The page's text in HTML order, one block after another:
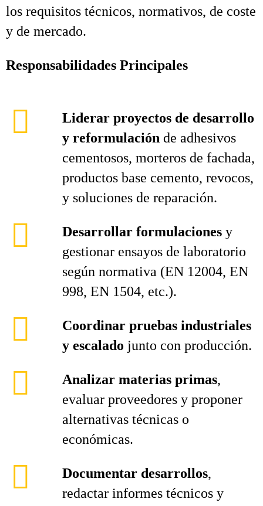
los requisitos técnicos, normativos, de coste
y de mercado.
Responsabilidades Principales
Liderar proyectos de desarrollo
y reformulación de adhesivos
cementosos, morteros de fachada,
productos base cemento, revocos,
y soluciones de reparación.
Desarrollar formulaciones y
gestionar ensayos de laboratorio
según normativa (EN 12004, EN
998, EN 1504, etc.).
Coordinar pruebas industriales
y escalado junto con producción.
Analizar materias primas,
evaluar proveedores y proponer
alternativas técnicas o
económicas.
Documentar desarrollos,
redactar informes técnicos y